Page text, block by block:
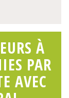
À
PAR
AVEC